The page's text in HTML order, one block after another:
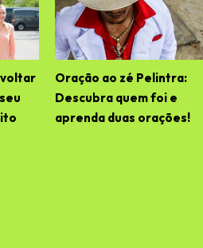
voltar
Oração ao zé Pelintra:
Descubra quem foi e
aprenda duas orações!